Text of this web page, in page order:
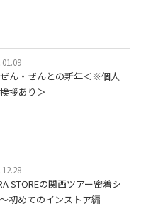
ん・ぜんとの新年＜※個人
拶あり＞
STOREの関西ツアー密着シ
初めてのインストア編